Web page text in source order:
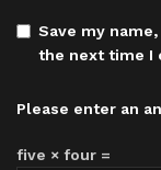
Save my
the next time I
Please enter an
five × four =